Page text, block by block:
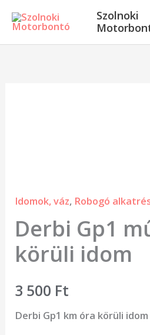
content
Szolnoki
Idomok, váz, Robogó
Derbi Gp1
körüli idom
3 500 Ft
Derbi Gp1 km óra körüli idom